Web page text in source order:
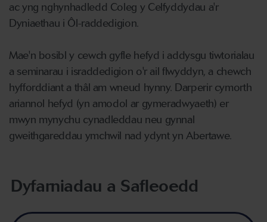
ac yng nghynhadledd Coleg y Celfyddydau a'r
Dyniaethau i Ôl-raddedigion.
Mae'n bosibl y cewch gyfle hefyd i addysgu tiwtorialau
a seminarau i israddedigion o'r ail flwyddyn, a chewch
hyfforddiant a thâl am wneud hynny. Darperir cymorth
ariannol hefyd (yn amodol ar gymeradwyaeth) er
mwyn mynychu cynadleddau neu gynnal
gweithgareddau ymchwil nad ydynt yn Abertawe.
Dyfarniadau a Safleoedd